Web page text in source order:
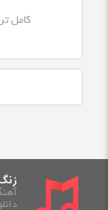
کامل